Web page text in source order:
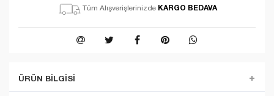
Tüm Alışverişlerinizde KARGO BEDAVA
ÜRÜN BILGISI